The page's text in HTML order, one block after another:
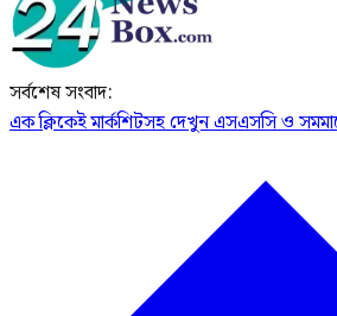
সর্বশেষ সংবাদ:
এক ক্লিকেই মার্কশিটসহ দেখুন এসএসসি ও